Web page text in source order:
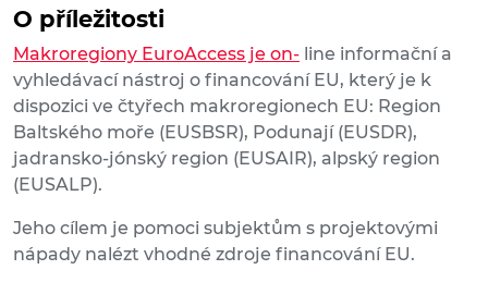
O příležitosti
Makroregiony EuroAccess je on- line informační a
vyhledávací nástroj o financování EU, který je k
dispozici ve čtyřech makroregionech EU: Region
Baltského moře (EUSBSR), Podunají (EUSDR),
jadransko-jónský region (EUSAIR), alpský region
(EUSALP).
Jeho cílem je pomoci subjektům s projektovými
nápady nalézt vhodné zdroje financování EU.